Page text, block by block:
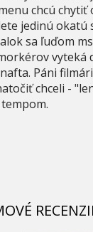
chcú
jedinú okatú
sa ľuďom
vyteká
Páni
chceli -